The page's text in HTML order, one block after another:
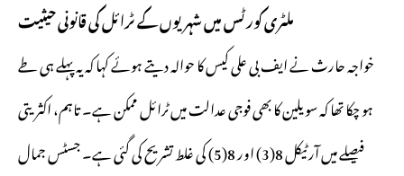
ملٹری کورٹس میں شہریوں کے ٹرائل کی قانونی حیثیت
خواجہ حارث نے ایف بی علی کیس کا حوالہ دیتے ہوئے کہا کہ یہ پہلے ہی طے
ہو چکا تھا کہ سویلین کا بھی فوجی عدالت میں ٹرائل ممکن ہے۔ تاہم، اکثریتی
فیصلے میں آرٹیکل 8(3) اور 8(5) کی غلط تشریح کی گئی ہے۔ جسٹس جمال